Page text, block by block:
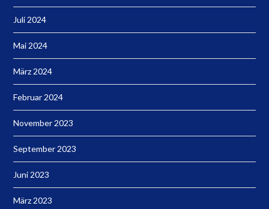
Juli 2024
Mai 2024
März 2024
Februar 2024
November 2023
September 2023
Juni 2023
März 2023